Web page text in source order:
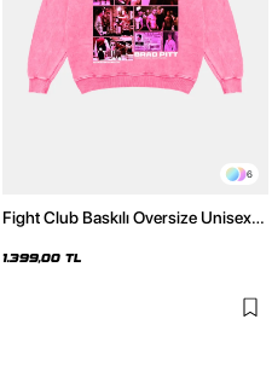
6
Fight Club Baskılı Oversize Unisex
1.399,00 TL